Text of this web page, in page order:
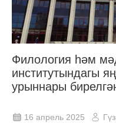
Филология һәм
институтындагы
урыннары
16 апрель 2025